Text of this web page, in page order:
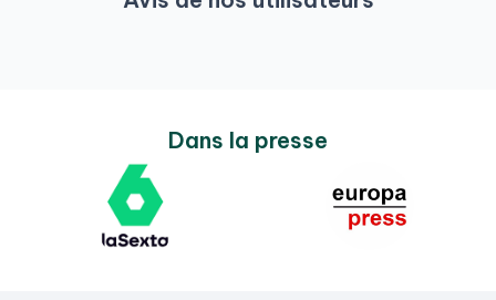
Dans la presse